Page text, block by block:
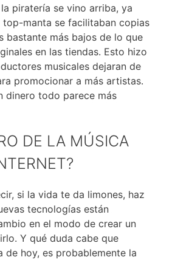
piratería se vino arriba, ya
top-manta se facilitaban copias
bastante más bajos de lo que
en las tiendas. Esto hizo
musicales dejaran de
promocionar a más artistas.
dinero todo parece más
DE LA MÚSICA
si la vida te da limones, haz
tecnologías están
en el modo de crear un
Y qué duda cabe que
de hoy, es probablemente la